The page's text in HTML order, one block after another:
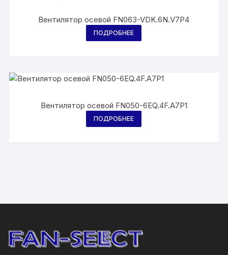
Вентилятор осевой FN063-VDK.6N.V7P4
ПОДРОБНЕЕ
Вентилятор осевой FN050-6EQ.4F.A7P1
ПОДРОБНЕЕ